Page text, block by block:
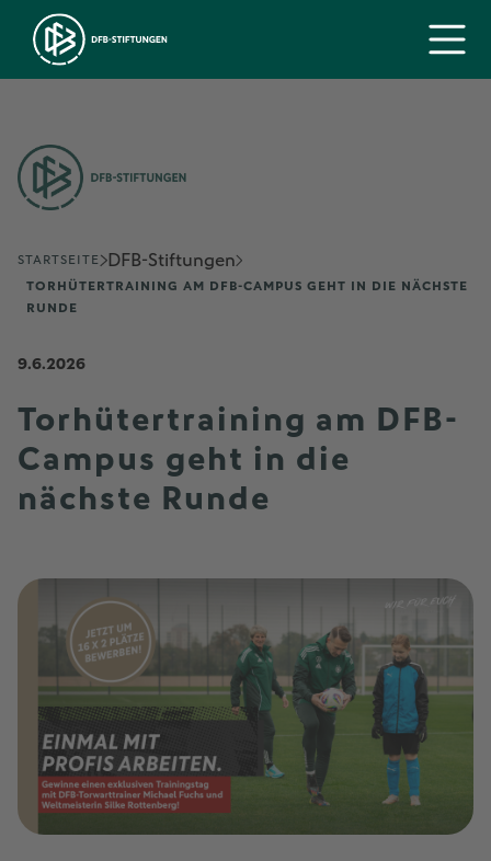
STARTSEITE DFB-Stiftungen
TORHÜTERTRAINING AM DFB-CAMPUS GEHT IN DIE NÄCHSTE
RUNDE
9.6.2026
Torhütertraining am DFB-
Campus geht in die
nächste Runde